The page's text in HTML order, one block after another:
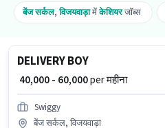
बेंज सर्कल,विजयवाड़ामेंकेशियरजॉब्स
DELIVERY BOY
₹ 40,000 - 60,000per महीना
Swiggy
बेंज सर्कल, विजयवाड़ा